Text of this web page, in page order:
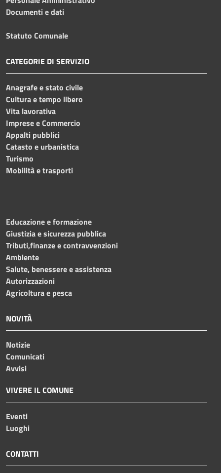
Documenti e dati
Statuto Comunale
CATEGORIE DI SERVIZIO
Anagrafe e stato civile
Cultura e tempo libero
Vita lavorativa
Imprese e Commercio
Appalti pubblici
Catasto e urbanistica
Turismo
Mobilità e trasporti
Educazione e formazione
Giustizia e sicurezza pubblica
Tributi,finanze e contravvenzioni
Ambiente
Salute, benessere e assistenza
Autorizzazioni
Agricoltura e pesca
NOVITÀ
Notizie
Comunicati
Avvisi
VIVERE IL COMUNE
Eventi
Luoghi
CONTATTI